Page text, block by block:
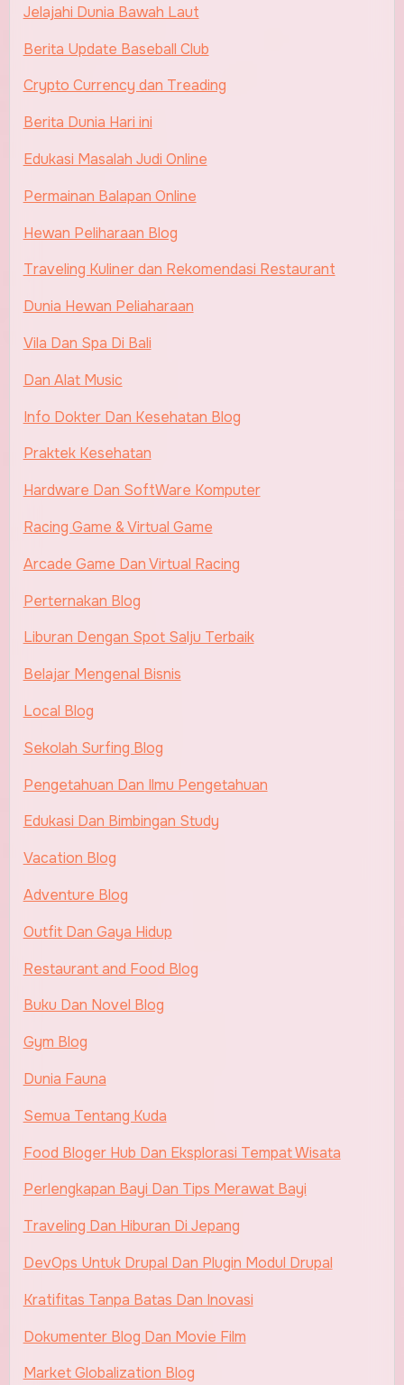
Jelajahi Dunia Bawah Laut
Berita Update Baseball Club
Crypto Currency dan Treading
Berita Dunia Hari ini
Edukasi Masalah Judi Online
Permainan Balapan Online
Hewan Peliharaan Blog
Traveling Kuliner dan Rekomendasi Restaurant
Dunia Hewan Peliaharaan
Vila Dan Spa Di Bali
Dan Alat Music
Info Dokter Dan Kesehatan Blog
Praktek Kesehatan
Hardware Dan SoftWare Komputer
Racing Game & Virtual Game
Arcade Game Dan Virtual Racing
Perternakan Blog
Liburan Dengan Spot Salju Terbaik
Belajar Mengenal Bisnis
Local Blog
Sekolah Surfing Blog
Pengetahuan Dan Ilmu Pengetahuan
Edukasi Dan Bimbingan Study
Vacation Blog
Adventure Blog
Outfit Dan Gaya Hidup
Restaurant and Food Blog
Buku Dan Novel Blog
Gym Blog
Dunia Fauna
Semua Tentang Kuda
Food Bloger Hub Dan Eksplorasi Tempat Wisata
Perlengkapan Bayi Dan Tips Merawat Bayi
Traveling Dan Hiburan Di Jepang
DevOps Untuk Drupal Dan Plugin Modul Drupal
Kratifitas Tanpa Batas Dan Inovasi
Dokumenter Blog Dan Movie Film
Market Globalization Blog